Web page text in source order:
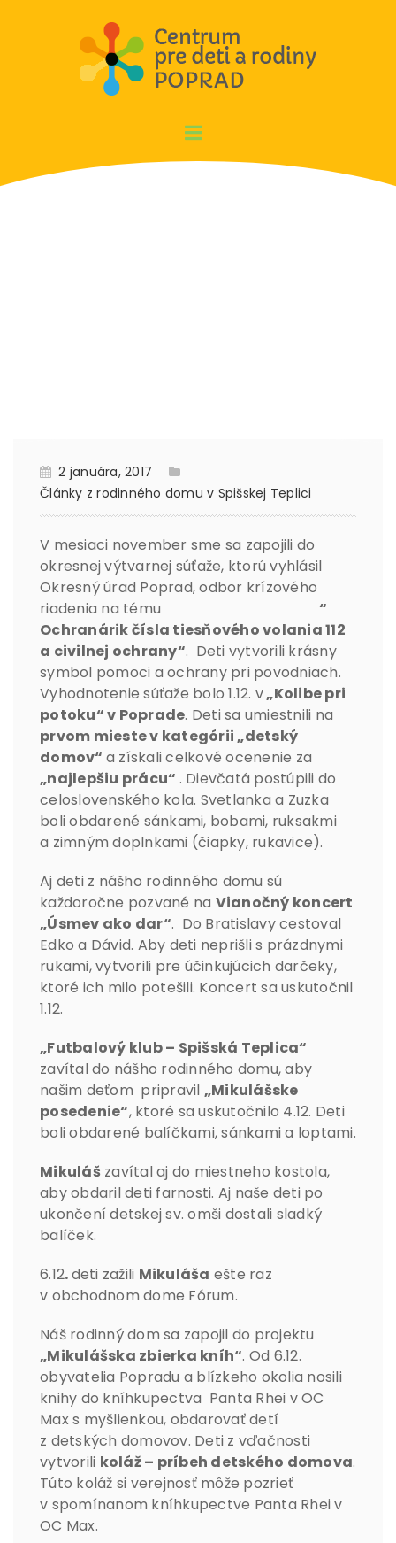
2 januára, 2017
Články z rodinného domu v Spišskej Teplici
V mesiaci november sme sa zapojili do
okresnej výtvarnej súťaže, ktorú vyhlásil
Okresný úrad Poprad, odbor krízového
riadenia na tému “
Ochranárik čísla tiesňového volania 112
a civilnej ochrany“. Deti vytvorili krásny
symbol pomoci a ochrany pri povodniach.
Vyhodnotenie súťaže bolo 1.12. v„Kolibe pri
potoku“ v Poprade. Deti sa umiestnili na
prvom mieste v kategórii „detský
domov“ a získali celkové ocenenie za
„najlepšiu prácu“ . Dievčatá postúpili do
celoslovenského kola. Svetlanka a Zuzka
boli obdarené sánkami, bobami, ruksakmi
a zimným doplnkami (čiapky, rukavice).
Aj deti z nášho rodinného domu sú
každoročne pozvané na Vianočný koncert
„Úsmev ako dar“. Do Bratislavy cestoval
Edko a Dávid. Aby deti neprišli s prázdnymi
rukami, vytvorili pre účinkujúcich darčeky,
ktoré ich milo potešili. Koncert sa uskutočnil
1.12.
„Futbalový klub – Spišská Teplica“
zavítal do nášho rodinného domu, aby
našim deťom pripravil „Mikulášske
posedenie“, ktoré sa uskutočnilo 4.12. Deti
boli obdarené balíčkami, sánkami a loptami.
Mikulášzavítal aj do miestneho kostola,
aby obdaril deti farnosti. Aj naše deti po
ukončení detskej sv. omši dostali sladký
balíček.
6.12.deti zažili Mikuláša ešte raz
v obchodnom dome Fórum.
Náš rodinný dom sa zapojil do projektu
„Mikulášska zbierka kníh“. Od 6.12.
obyvatelia Popradu a blízkeho okolia nosili
knihy do kníhkupectva Panta Rhei v OC
Max s myšlienkou, obdarovať detí
z detských domovov. Deti z vďačnosti
vytvorili koláž – príbeh detského domova.
Túto koláž si verejnosť môže pozrieť
v spomínanom kníhkupectve Panta Rhei v
OC Max.